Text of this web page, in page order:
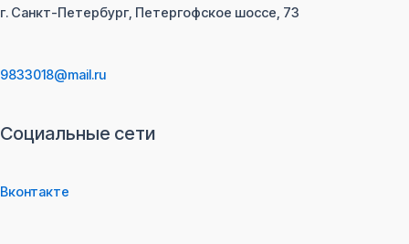
г. Санкт-Петербург, Петергофское шоссе, 73
9833018@mail.ru
Социальные сети
Вконтакте